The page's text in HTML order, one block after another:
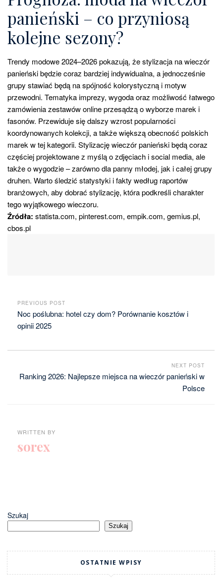
panieński – co przyniosą
kolejne sezony?
Trendy modowe 2024–2026 pokazują, że stylizacja na wieczór
panieński będzie coraz bardziej indywidualna, a jednocześnie
grupy stawiać będą na spójność kolorystyczną i motyw
przewodni. Tematyka imprezy, wygoda oraz możliwość łatwego
zamówienia zestawów online przesądzą o wyborze marek i
fasonów. Przewiduje się dalszy wzrost popularności
koordynowanych kolekcji, a także większą obecność polskich
marek w tej kategorii. Stylizację wieczór panieński będą coraz
częściej projektowane z myślą o zdjęciach i social media, ale
także o wygodzie – zarówno dla panny młodej, jak i całej grupy
druhen. Warto śledzić statystyki i fakty według raportów
branżowych, aby dobrać stylizację, która podkreśli charakter
tego wyjątkowego wieczoru.
Źródła: statista.com, pinterest.com, empik.com, gemius.pl,
cbos.pl
PREVIOUS POST
Noc poślubna: hotel czy dom? Porównanie kosztów i
opinii 2025
NEXT POST
Ranking 2026: Najlepsze miejsca na wieczór panieński w
Polsce
WRITTEN BY
sorex
Szukaj
Szukaj
OSTATNIE WPISY